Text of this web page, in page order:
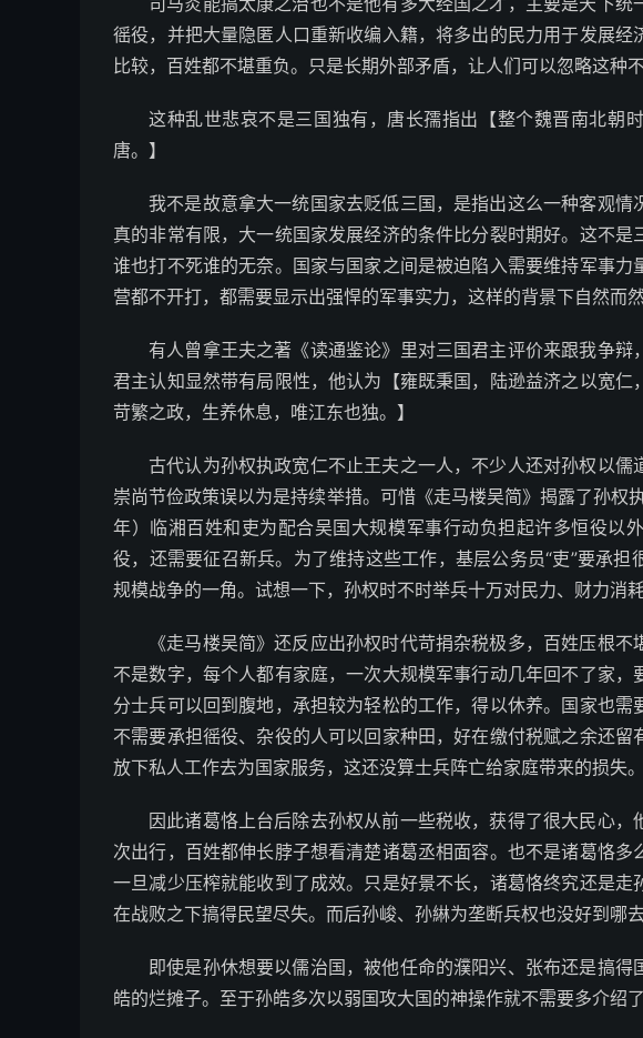
徭役，并把大量隐匿人口重新收编入籍，将多出的民力用于发展
比较，百姓都不堪重负。只是长期外部矛盾，让人们可以忽略这种
这种乱世悲哀不是三国独有，唐长孺指出【整个魏晋南北朝
唐。】
我不是故意拿大一统国家去贬低三国，是指出这么一种客观
真的非常有限，大一统国家发展经济的条件比分裂时期好。这不
谁也打不死谁的无奈。国家与国家之间是被迫陷入需要维持军事
营都不开打，都需要显示出强悍的军事实力，这样的背景下自然而
有人曾拿王夫之著《读通鉴论》里对三国君主评价来跟我争
君主认知显然带有局限性，他认为【雍既秉国，陆逊益济之以宽
苛繁之政，生养休息，唯江东也独。】
古代认为孙权执政宽仁不止王夫之一人，不少人还对孙权以儒
崇尚节俭政策误以为是持续举措。可惜《走马楼吴简》揭露了孙
年）临湘百姓和吏为配合吴国大规模军事行动负担起许多恒役以
役，还需要征召新兵。为了维持这些工作，基层公务员“吏”要承
规模战争的一角。试想一下，孙权时不时举兵十万对民力、财力消
《走马楼吴简》还反应出孙权时代苛捐杂税极多，百姓压根
不是数字，每个人都有家庭，一次大规模军事行动几年回不了家
分士兵可以回到腹地，承担较为轻松的工作，得以休养。国家也需
不需要承担徭役、杂役的人可以回家种田，好在缴付税赋之余还
放下私人工作去为国家服务，这还没算士兵阵亡给家庭带来的损失
因此诸葛恪上台后除去孙权从前一些税收，获得了很大民心
次出行，百姓都伸长脖子想看清楚诸葛丞相面容。也不是诸葛恪
一旦减少压榨就能收到了成效。只是好景不长，诸葛恪终究还是
在战败之下搞得民望尽失。而后孙峻、孙綝为垄断兵权也没好到哪去
即使是孙休想要以儒治国，被他任命的濮阳兴、张布还是搞
皓的烂摊子。至于孙皓多次以弱国攻大国的神操作就不需要多介绍